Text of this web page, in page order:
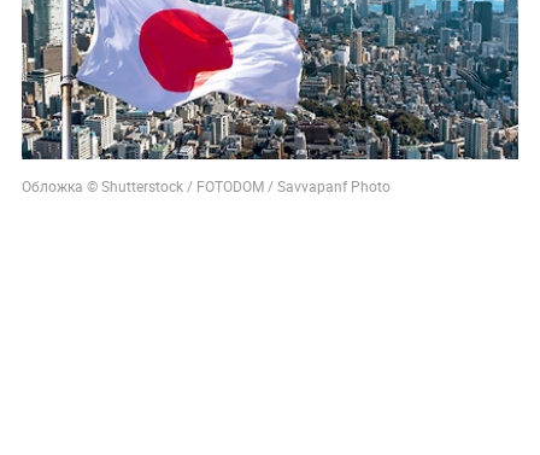
Обложка © Shutterstock / FOTODOM / Savvapanf Photo